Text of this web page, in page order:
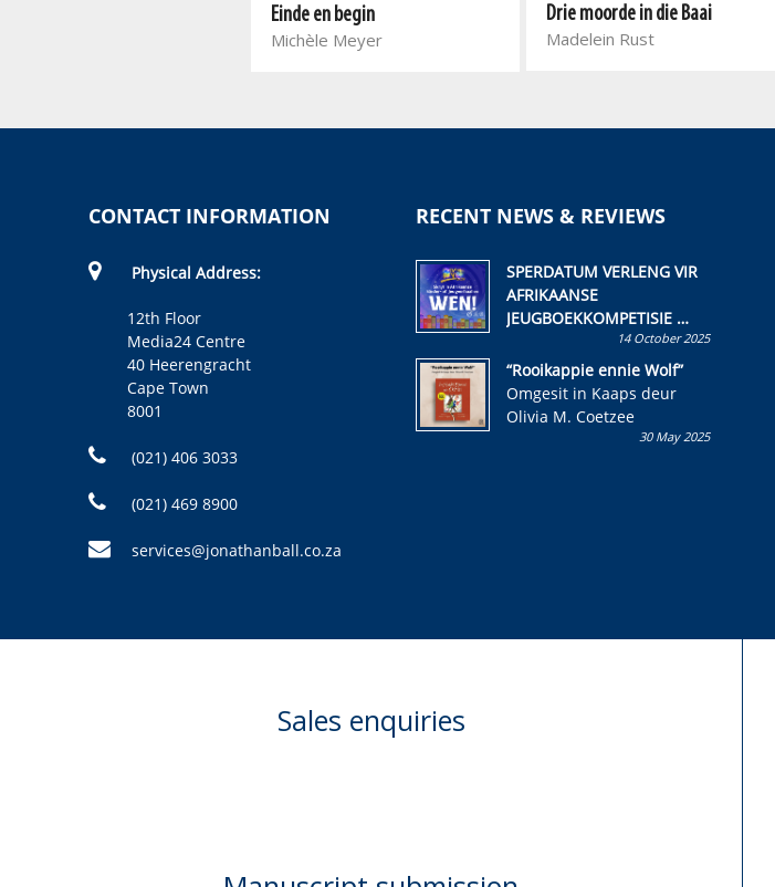
Einde en begin
Michèle Meyer
Drie moorde in die Baai
Madelein Rust
CONTACT INFORMATION
Physical Address:
12th Floor
Media24 Centre
40 Heerengracht
Cape Town
8001
(021) 406 3033
(021) 469 8900
services@jonathanball.co.za
RECENT NEWS & REVIEWS
SPERDATUM VERLENG VIR
AFRIKAANSE
JEUGBOEKKOMPETISIE
Skryf ’n jeugboek of
kinderboek en staan ’n
kans om R50 000 te wen!
14 October 2025
“Rooikappie ennie Wolf”
Omgesit in Kaaps deur
Olivia M. Coetzee
30 May 2025
Sales enquiries